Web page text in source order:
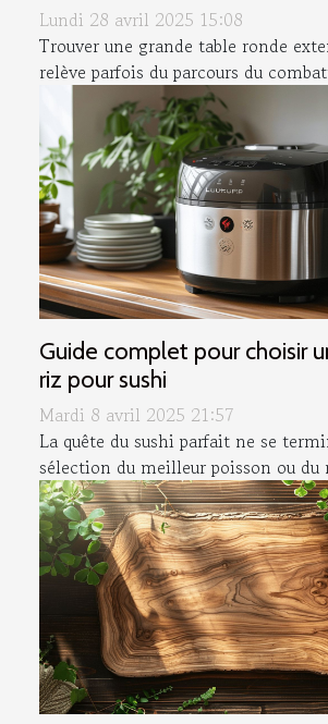
Lundi 28 avril 2025 15:08
Trouver une grande table ronde
relève parfois du parcours du
Guide complet pour choisir
riz pour sushi
Mardi 8 avril 2025 21:57
La quête du sushi parfait ne se
sélection du meilleur poisson ou du